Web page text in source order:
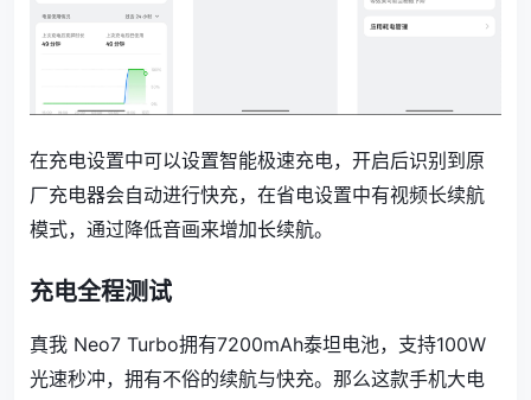
在充电设置中可以设置智能极速充电，开启后识别到原
厂充电器会自动进行快充，在省电设置中有视频长续航
模式，通过降低音画来增加长续航。
充电全程测试
真我 Neo7 Turbo拥有7200mAh泰坦电池，支持100W
光速秒冲，拥有不俗的续航与快充。那么这款手机大电